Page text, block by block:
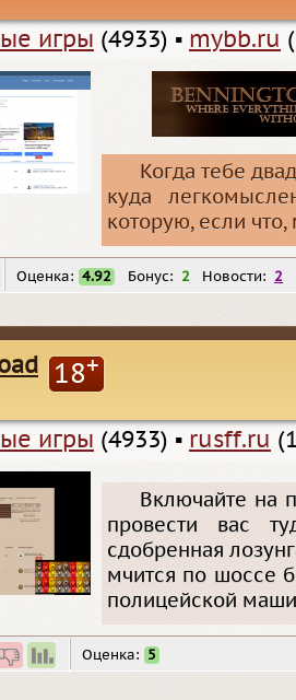
игры (4933) ▪ mybb.ru
Когда тебе
куда
которую, если
Оценка: 4.92 Бонус: 2 Новости: 2
18+
игры (4933) ▪ rusff.ru
Включайте на
провести вас
сдобренная
мчится по шоссе
полицейской
Оценка: 5